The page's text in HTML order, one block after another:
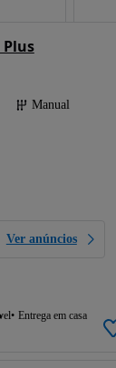
Plus
Manual
Ver anúncios
Entrega em casa